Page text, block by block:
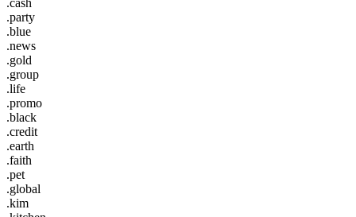
.party
.blue
.news
.gold
.group
.life
.promo
.black
.credit
.earth
.faith
.pet
.global
.kim